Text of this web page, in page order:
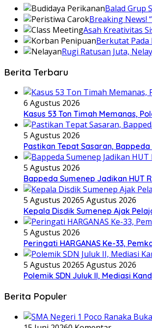
Balad Grup
Breaking News!
Asah Kreativitas
Berkutat Pada
Rugi Ratusan Juta,
Berita Terbaru
6 Agustus 2026
Kasus 53 Ton Timah Memanas,
5 Agustus 2026
Pastikan Tepat Sasaran,
5 Agustus 2026
Bappeda Sumenep Jadikan HUT
5 Agustus 20265 Agustus 2026
Kepala Disdik Sumenep Ajak
5 Agustus 2026
Peringati HARGANAS Ke-33,
5 Agustus 20265 Agustus 2026
Polemik SDN Juluk II, Mediasi
Berita Populer